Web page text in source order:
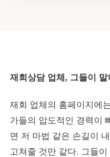
재회상담 업체, 그들이
재회 업체의 홈페이지에
가들의 압도적인 경력이
면 저 마법 같은 손길이
고쳐줄 것만 같다. 그들